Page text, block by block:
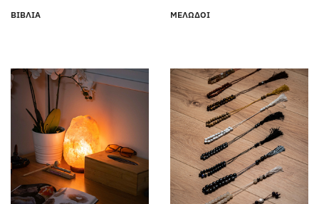
ΒΙΒΛΙΑ ΜΕΛΩΔΟΙ